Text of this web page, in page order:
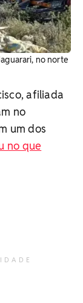
no norte
afiliada
no
um dos
no que